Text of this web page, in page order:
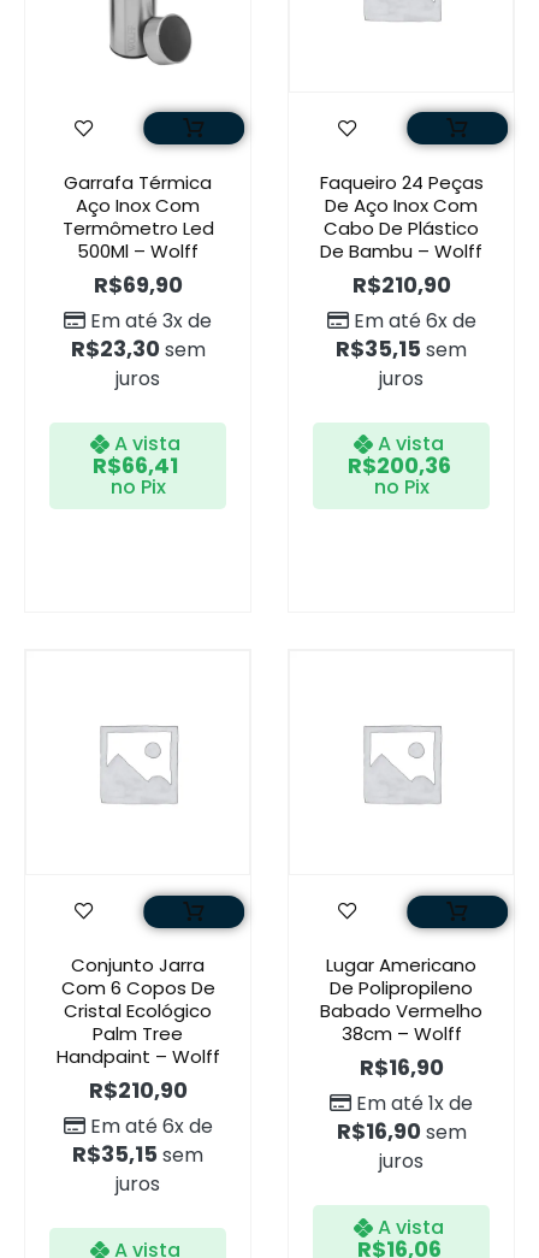
Garrafa Térmica
Aço Inox Com
Termômetro Led
500Ml – Wolff
R$69,90
Em até 3x de
R$23,30 sem
juros
A vista
R$66,41
no Pix
Faqueiro 24 Peças
De Aço Inox Com
Cabo De Plástico
De Bambu – Wolff
R$210,90
Em até 6x de
R$35,15 sem
juros
A vista
R$200,36
no Pix
Conjunto Jarra
Com 6 Copos De
Cristal Ecológico
Palm Tree
Handpaint – Wolff
R$210,90
Em até 6x de
R$35,15 sem
juros
A vista
Lugar Americano
De Polipropileno
Babado Vermelho
38cm – Wolff
R$16,90
Em até 1x de
R$16,90 sem
juros
A vista
R$16,06